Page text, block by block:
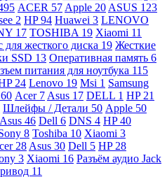
ACER 57 Apple 20 ASUS 123
2 HP94 Huawei 3 LENOVO
17 TOSHIBA 19 Xiaomi 11
для жесткого диска 19 Жесткие
SSD 13 Оперативная память 6
питания для ноутбука 115
24 Lenovo 19 Msi 1 Samsung
60 Acer 7 Asus 17 DELL 1 HP 21
Шлейфы / Детали 50 Apple 50
Asus 46 Dell 6 DNS 4 HP40
8 Toshiba 10 Xiaomi 3
28 Asus 30 Dell 5 HP 28
3 Xiaomi 16 Разъём аудио Jack
11